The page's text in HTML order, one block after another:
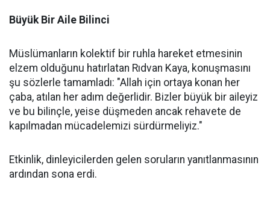
Büyük Bir Aile Bilinci
Müslümanların kolektif bir ruhla hareket etmesinin
elzem olduğunu hatırlatan Rıdvan Kaya, konuşmasını
şu sözlerle tamamladı: "Allah için ortaya konan her
çaba, atılan her adım değerlidir. Bizler büyük bir aileyiz
ve bu bilinçle, yeise düşmeden ancak rehavete de
kapılmadan mücadelemizi sürdürmeliyiz."
Etkinlik, dinleyicilerden gelen soruların yanıtlanmasının
ardından sona erdi.